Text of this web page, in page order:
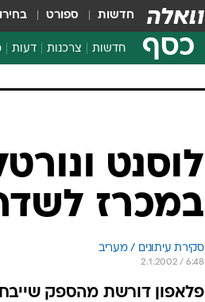
חדשות ספורט
כסף חדשות צרכנות
צרכנות פיננסית
דעות
לוסנט
במכרז
סקירת עיתונים / מעריב
2.1.2002 / 6:48
פלאפון דורשת מהספק